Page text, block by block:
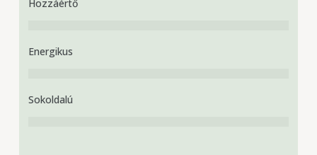
Hozzáértő
Energikus
Sokoldalú